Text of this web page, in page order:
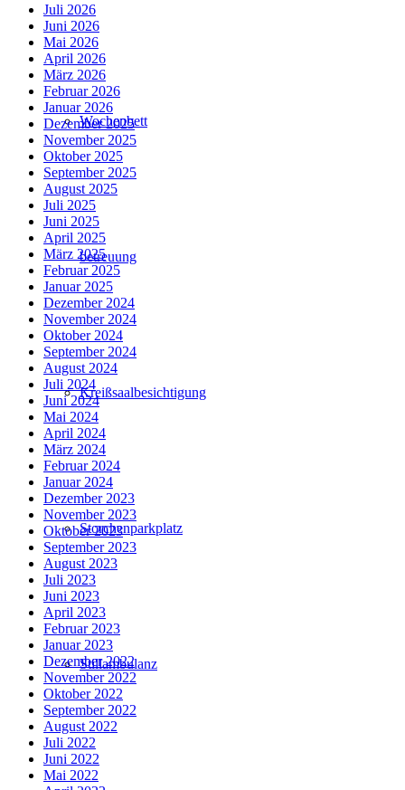
Wochenbett
betreuung
Kreißsaalbesichtigung
Storchenparkplatz
Stillambulanz
Juli 2026
Juni 2026
Mai 2026
April 2026
März 2026
Februar 2026
Januar 2026
Dezember 2025
November 2025
Oktober 2025
September 2025
August 2025
Juli 2025
Juni 2025
April 2025
März 2025
Februar 2025
Januar 2025
Dezember 2024
November 2024
Oktober 2024
September 2024
August 2024
Juli 2024
Juni 2024
Mai 2024
April 2024
März 2024
Februar 2024
Januar 2024
Dezember 2023
November 2023
Oktober 2023
September 2023
August 2023
Juli 2023
Juni 2023
April 2023
Februar 2023
Januar 2023
Dezember 2022
November 2022
Oktober 2022
September 2022
August 2022
Juli 2022
Juni 2022
Mai 2022